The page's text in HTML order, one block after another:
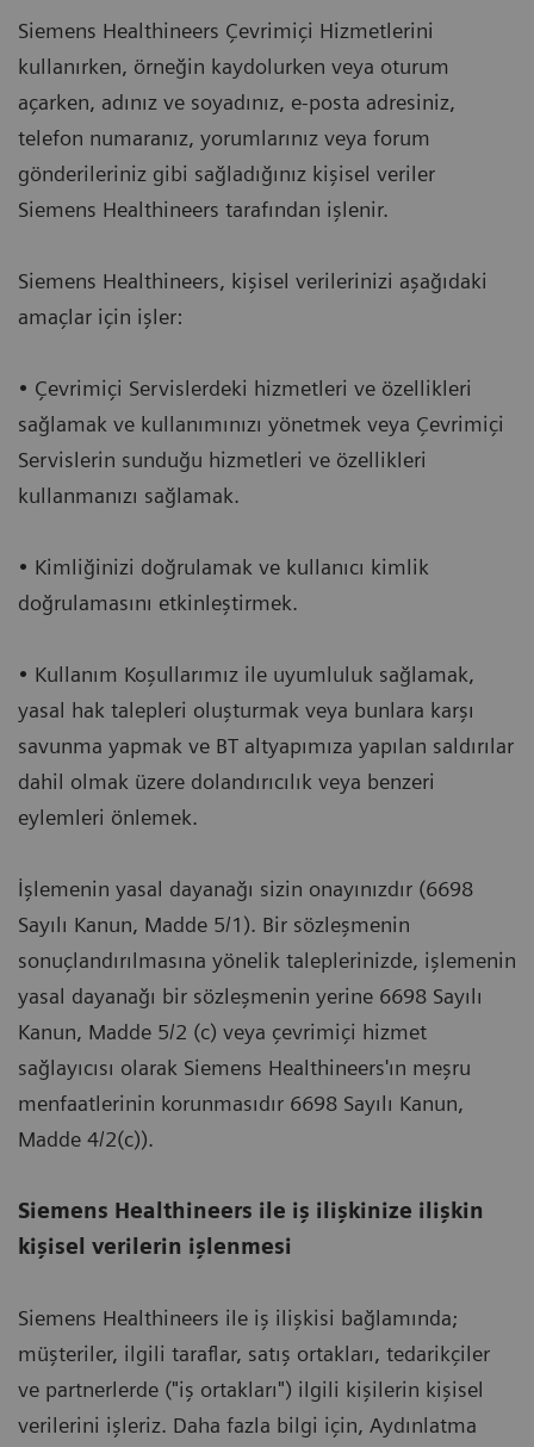
Siemens Healthineers Çevrimiçi Hizmetlerini
kullanırken, örneğin kaydolurken veya oturum
açarken, adınız ve soyadınız, e-posta adresiniz,
telefon numaranız, yorumlarınız veya forum
gönderileriniz gibi sağladığınız kişisel veriler
Siemens Healthineers tarafından işlenir.
Siemens Healthineers, kişisel verilerinizi aşağıdaki
amaçlar için işler:
• Çevrimiçi Servislerdeki hizmetleri ve özellikleri
sağlamak ve kullanımınızı yönetmek veya Çevrimiçi
Servislerin sunduğu hizmetleri ve özellikleri
kullanmanızı sağlamak.
• Kimliğinizi doğrulamak ve kullanıcı kimlik
doğrulamasını etkinleştirmek.
• Kullanım Koşullarımız ile uyumluluk sağlamak,
yasal hak talepleri oluşturmak veya bunlara karşı
savunma yapmak ve BT altyapımıza yapılan saldırılar
dahil olmak üzere dolandırıcılık veya benzeri
eylemleri önlemek.
İşlemenin yasal dayanağı sizin onayınızdır (6698
Sayılı Kanun, Madde 5/1). Bir sözleşmenin
sonuçlandırılmasına yönelik taleplerinizde, işlemenin
yasal dayanağı bir sözleşmenin yerine 6698 Sayılı
Kanun, Madde 5/2 (c) veya çevrimiçi hizmet
sağlayıcısı olarak Siemens Healthineers'ın meşru
menfaatlerinin korunmasıdır 6698 Sayılı Kanun,
Madde 4/2(c)).
Siemens Healthineers ile iş ilişkinize ilişkin
kişisel verilerin işlenmesi
Siemens Healthineers ile iş ilişkisi bağlamında;
müşteriler, ilgili taraflar, satış ortakları, tedarikçiler
ve partnerlerde ("iş ortakları") ilgili kişilerin kişisel
verilerini işleriz. Daha fazla bilgi için, Aydınlatma